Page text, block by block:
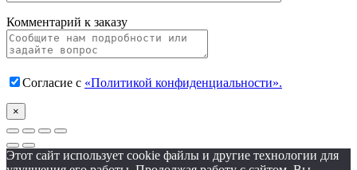
Комментарий к заказу
Согласие с «Политикой конфиденциальности».
×
Этот сайт использует cookie файлы и другие технологии для